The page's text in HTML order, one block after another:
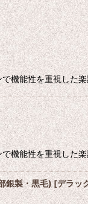
機能性を重視した
機能性を重視した
銀製・黒毛)[デラッ